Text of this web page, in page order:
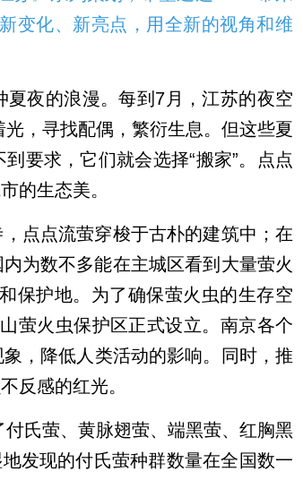
变化、新亮点，用全新的视角和维
夏夜的浪漫。每到7月，江苏的夜空
，寻找配偶，繁衍生息。但这些夏
要求，它们就会选择“搬家”。点点
的生态美。
点点流萤穿梭于古朴的建筑中；在
为数不多能在主城区看到大量萤火
保护地。为了确保萤火虫的生存空
萤火虫保护区正式设立。南京各个
，降低人类活动的影响。同时，推
反感的红光。
氏萤、黄脉翅萤、端黑萤、红胸黑
发现的付氏萤种群数量在全国数一